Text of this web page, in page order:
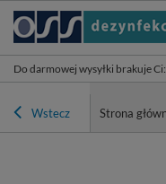
Do darmowej wysyłki brakuje Ci:
Wstecz Strona